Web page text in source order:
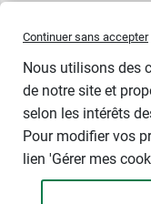
Continuer sans accepter
Nous utilisons des
de notre site et
selon les intérêts
Pour modifier vos
lien 'Gérer mes